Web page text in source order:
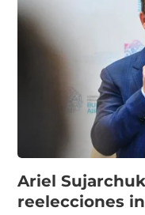
Ariel
reelecciones